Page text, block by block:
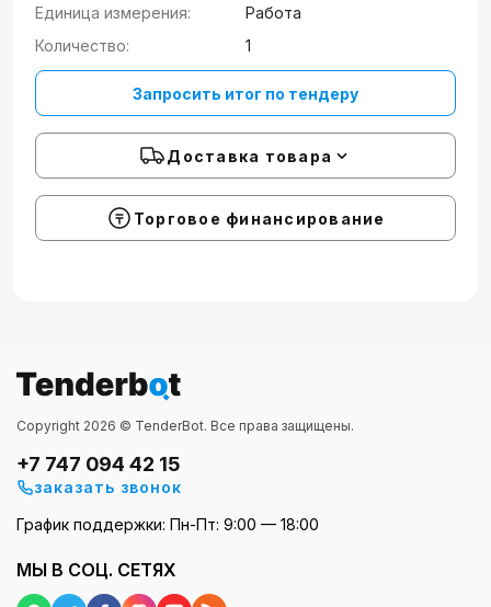
Единица измерения:
Работа
Количество:
1
Запросить итог по тендеру
Доставка товара
Торговое финансирование
Copyright 2026 © TenderBot. Все права защищены.
+7 747 094 42 15
заказать звонок
График поддержки: Пн-Пт: 9:00 — 18:00
МЫ В СОЦ. СЕТЯХ